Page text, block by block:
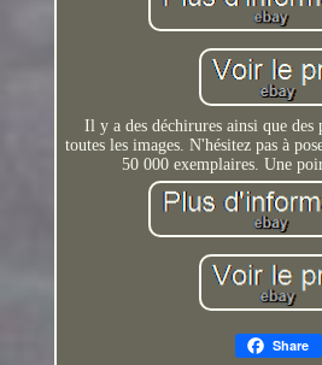
Il y a des déchirures ainsi que
toutes les images. N'hésitez pas à
50 000 exemplaires. Une
Share